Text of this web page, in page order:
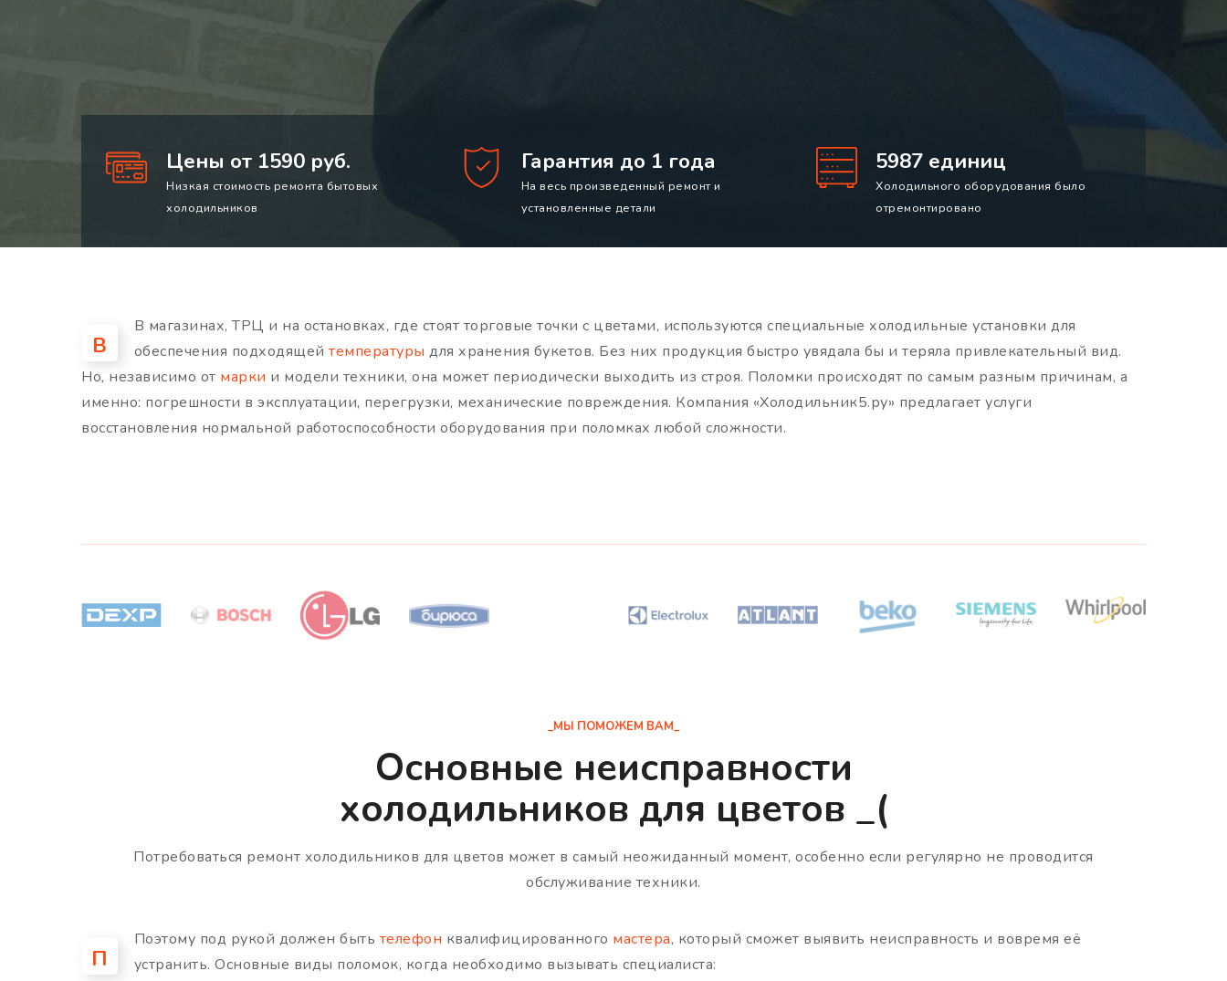
Цены от 1590 руб.
Низкая стоимость ремонта бытовых
холодильников
Гарантия до 1 года
На весь произведенный ремонт и
установленные детали
5987 единиц
Холодильного оборудования было
отремонтировано
В
В магазинах, ТРЦ и на остановках, где стоят торговые точки с цветами, используются специальные холодильные установки для
обеспечения подходящейтемпературы для хранения букетов. Без них продукция быстро увядала бы и теряла привлекательный вид.
Но, независимо от марки и модели техники, она может периодически выходить из строя. Поломки происходят по самым разным причинам, а
именно: погрешности в эксплуатации, перегрузки, механические повреждения. Компания «Холодильник5.ру» предлагает услуги
восстановления нормальной работоспособности оборудования при поломках любой сложности.
_МЫ ПОМОЖЕМ ВАМ_
Основные неисправности
холодильников для цветов _(
Потребоваться ремонт холодильников для цветов может в самый неожиданный момент, особенно если регулярно не проводится
обслуживание техники.
П
Поэтому под рукой должен быть телефон квалифицированного мастера, который сможет выявить неисправность и вовремя её
устранить. Основные виды поломок, когда необходимо вызывать специалиста: